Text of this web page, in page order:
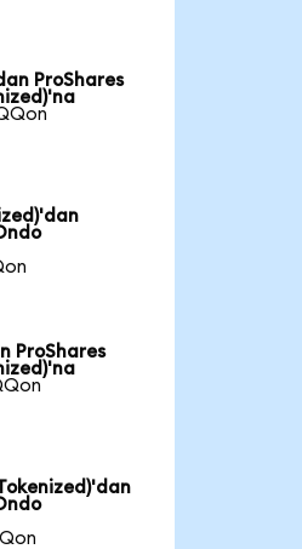
ProShares
ProShares